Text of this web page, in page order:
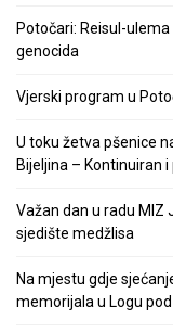
Potočari: Reisul-
genocida
Vjerski program u
U toku žetva pšenice
Bijeljina – Kontinuiran
Važan dan u radu MIZ
sjedište medžlisa
Na mjestu gdje
memorijala u Logu